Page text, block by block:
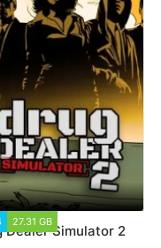
27.31 GB
Dealer Simulator 2